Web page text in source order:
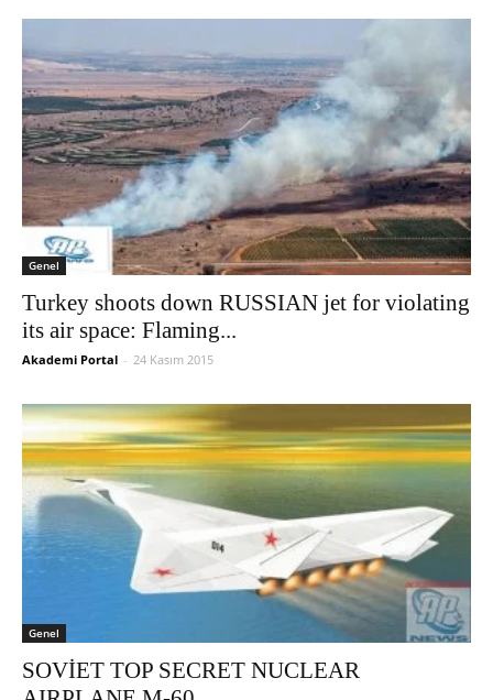
Genel
Turkey shoots down RUSSIAN jet for violating
its air space: Flaming...
Akademi Portal - 24 Kasım 2015
Genel
SOVİET TOP SECRET NUCLEAR